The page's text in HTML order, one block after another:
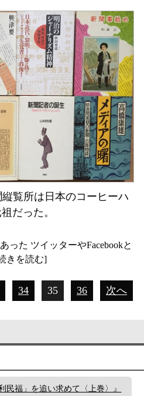
覧所は日本のコーヒーハ
だった。
った ツイッターやFacebookと
きを読む]
34 35 36 次へ
福」を追い求めて〈上巻〉』